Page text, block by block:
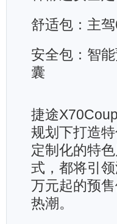
舒适包：主
安全包：智
囊
捷途
规划下打造
定制化的特
式，都将引
万元起的预
热潮。